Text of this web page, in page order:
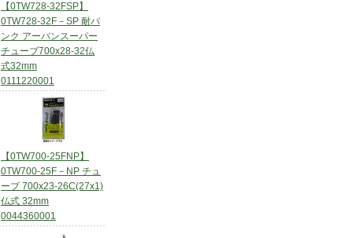
【0TW728-32FSP】
0TW728-32F－SP 耐パ
ンク アーバンスーパー
チューブ700x28-32仏
式32mm
0111220001
【0TW700-25FNP】
0TW700-25F－NP チュ
ーブ 700x23-26C(27x1)
仏式 32mm
0044360001